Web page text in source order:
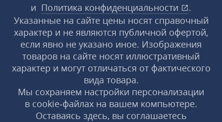
и Политика конфиденциальности
.
Указанные на сайте цены носят справочный
характер и не являются публичной офертой,
если явно не указано иное. Изображения
товаров на сайте носят иллюстративный
характер и могут отличаться от фактического
вида товара.
Мы сохраняем настройки персонализации
в cookie‑файлах на вашем компьютере.
Оставаясь здесь, вы соглашаетесь